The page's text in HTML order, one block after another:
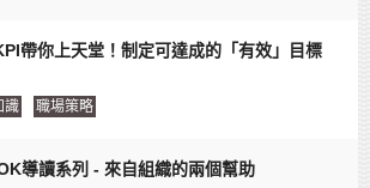
帶你上天堂！制定可達成的「有效」目標
識 職場策略
導讀系列 - 來自組織的兩個幫助